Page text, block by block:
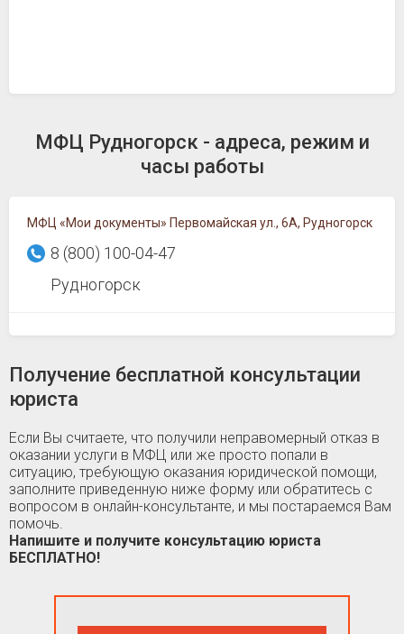
МФЦ Рудногорск - адреса, режим и
часы работы
МФЦ «Мои документы» Первомайская ул., 6А, Рудногорск
8 (800) 100-04-47
Рудногорск
Получение бесплатной консультации
юриста
Если Вы считаете, что получили неправомерный отказ в
оказании услуги в МФЦ или же просто попали в
ситуацию, требующую оказания юридической помощи,
заполните приведенную ниже форму или обратитесь с
вопросом в онлайн-консультанте, и мы постараемся Вам
помочь.
Напишите и получите консультацию юриста
БЕСПЛАТНО!